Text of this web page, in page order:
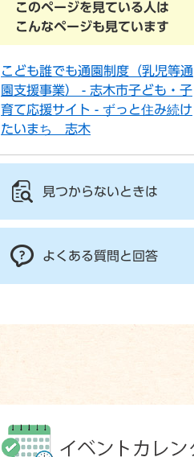
このページを見ている人は
こんなページも見ています
こども誰でも通園制度（乳児等通
園支援事業） - 志木市子ども・子
育て応援サイト - ずっと住み続け
たいまち 志木
見つからないときは
よくある質問と回答